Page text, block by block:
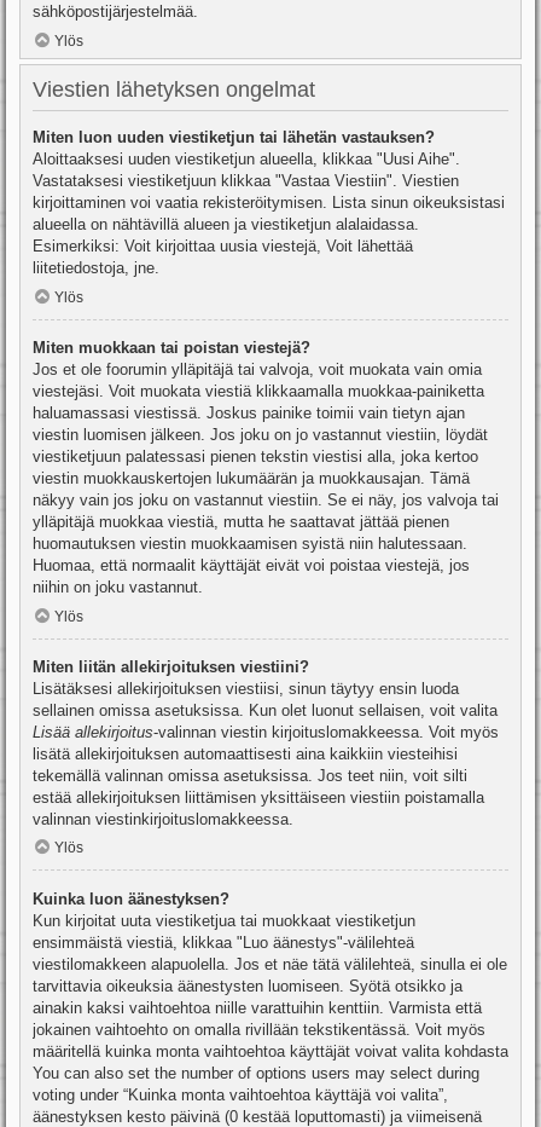
sähköpostijärjestelmää.
Ylös
Viestien lähetyksen ongelmat
Miten luon uuden viestiketjun tai lähetän vastauksen?
Aloittaaksesi uuden viestiketjun alueella, klikkaa "Uusi Aihe".
Vastataksesi viestiketjuun klikkaa "Vastaa Viestiin". Viestien
kirjoittaminen voi vaatia rekisteröitymisen. Lista sinun oikeuksistasi
alueella on nähtävillä alueen ja viestiketjun alalaidassa.
Esimerkiksi: Voit kirjoittaa uusia viestejä, Voit lähettää
liitetiedostoja, jne.
Ylös
Miten muokkaan tai poistan viestejä?
Jos et ole foorumin ylläpitäjä tai valvoja, voit muokata vain omia
viestejäsi. Voit muokata viestiä klikkaamalla muokkaa-painiketta
haluamassasi viestissä. Joskus painike toimii vain tietyn ajan
viestin luomisen jälkeen. Jos joku on jo vastannut viestiin, löydät
viestiketjuun palatessasi pienen tekstin viestisi alla, joka kertoo
viestin muokkauskertojen lukumäärän ja muokkausajan. Tämä
näkyy vain jos joku on vastannut viestiin. Se ei näy, jos valvoja tai
ylläpitäjä muokkaa viestiä, mutta he saattavat jättää pienen
huomautuksen viestin muokkaamisen syistä niin halutessaan.
Huomaa, että normaalit käyttäjät eivät voi poistaa viestejä, jos
niihin on joku vastannut.
Ylös
Miten liitän allekirjoituksen viestiini?
Lisätäksesi allekirjoituksen viestiisi, sinun täytyy ensin luoda
sellainen omissa asetuksissa. Kun olet luonut sellaisen, voit valita
Lisää allekirjoitus-valinnan viestin kirjoituslomakkeessa. Voit myös
lisätä allekirjoituksen automaattisesti aina kaikkiin viesteihisi
tekemällä valinnan omissa asetuksissa. Jos teet niin, voit silti
estää allekirjoituksen liittämisen yksittäiseen viestiin poistamalla
valinnan viestinkirjoituslomakkeessa.
Ylös
Kuinka luon äänestyksen?
Kun kirjoitat uuta viestiketjua tai muokkaat viestiketjun
ensimmäistä viestiä, klikkaa "Luo äänestys"-välilehteä
viestilomakkeen alapuolella. Jos et näe tätä välilehteä, sinulla ei ole
tarvittavia oikeuksia äänestysten luomiseen. Syötä otsikko ja
ainakin kaksi vaihtoehtoa niille varattuihin kenttiin. Varmista että
jokainen vaihtoehto on omalla rivillään tekstikentässä. Voit myös
määritellä kuinka monta vaihtoehtoa käyttäjät voivat valita kohdasta
You can also set the number of options users may select during
voting under “Kuinka monta vaihtoehtoa käyttäjä voi valita”,
äänestyksen kesto päivinä (0 kestää loputtomasti) ja viimeisenä